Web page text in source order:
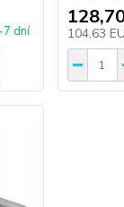
dní 104,63